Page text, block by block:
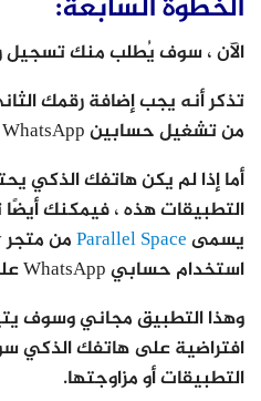
الخطوة السابعة:
الآن ، سوف يُطلب منك تسجيل
تذكر أنه يجب إضافة رقمك
من تشغيل حسابين WhatsApp على هاتف ذكي واحد.
أما إذا لم يكن هاتفك الذكي
التطبيقات هذه ، فيمكنك
يسمىParallel Space
استخدام حسابي WhatsApp على نفس الهاتف الذكي.
وهذا التطبيق مجاني وسوف
افتراضية على هاتفك
التطبيقات أو مزاوجتها.